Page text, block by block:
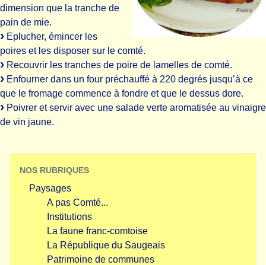
dimension que la tranche de
pain de mie.
Eplucher, émincer les
poires et les disposer sur le comté.
Recouvrir les tranches de poire de lamelles de comté.
Enfourner dans un four préchauffé à 220 degrés jusqu’à ce
que le fromage commence à fondre et que le dessus dore.
Poivrer et servir avec une salade verte aromatisée au vinaigre
de vin jaune.
NOS RUBRIQUES
Paysages
A pas Comté...
Institutions
La faune franc-comtoise
La République du Saugeais
Patrimoine de communes